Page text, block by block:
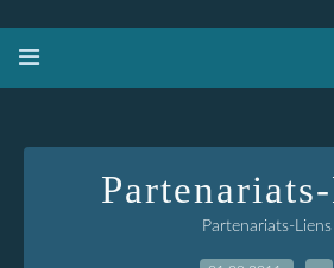
Partenariats-Liens